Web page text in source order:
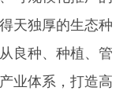
天独厚的生态种
良种、种植、管
业体系，打造高